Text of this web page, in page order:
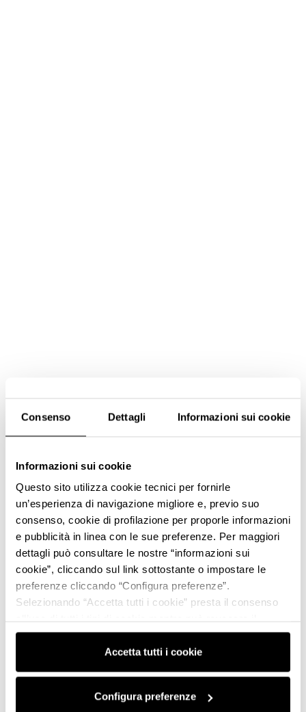
Consenso Dettagli Informazioni sui cookie
Informazioni sui cookie
Questo sito utilizza cookie tecnici per fornirle
un’esperienza di navigazione migliore e, previo suo
consenso, cookie di profilazione per proporle informazioni
e pubblicità in linea con le sue preferenze. Per maggiori
dettagli può consultare le nostre “informazioni sui
cookie”, cliccando sul link sottostante o impostare le
preferenze cliccando “Configura preferenze”.
Selezionando “Accetta tutti i cookie” presta il consenso
consenso cliccando su “Usa solo i cookie necessari” e
saranno attivati i soli cookie tecnici necessari al corretto
funzionamento del sito.
Accetta tutti i cookie
Configura preferenze
A union of history, art, design,
mechanics, and passion
You can find the Fondazione MIMAS at its temporary
headquarters in Via Poiano 1B – 40026 Imola.